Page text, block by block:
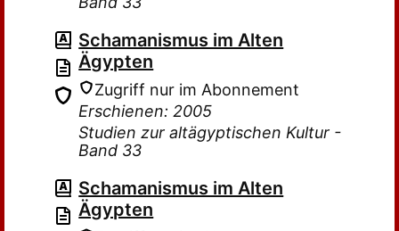
Schamanismus im Alten
Ägypten
Zugriff nur im Abonnement
Erschienen: 2005
Studien zur altägyptischen Kultur -
Band 33
Schamanismus im Alten
Ägypten